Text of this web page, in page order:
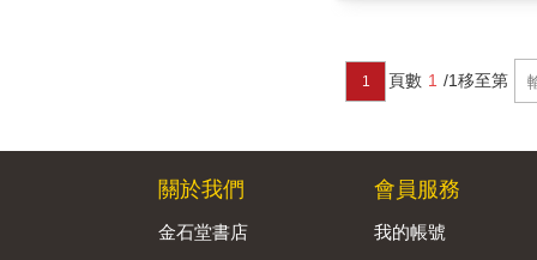
1 頁數 1 /1移至第
關於我們
金石堂書店
會員服務
我的帳號